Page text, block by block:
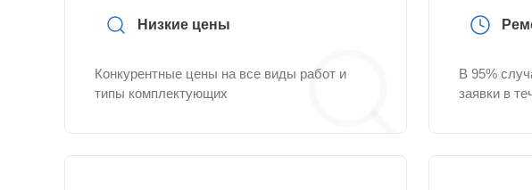
Низкие цены
Конкурентные цены на все виды работ и
типы комплектующих
В 95%
заявки в